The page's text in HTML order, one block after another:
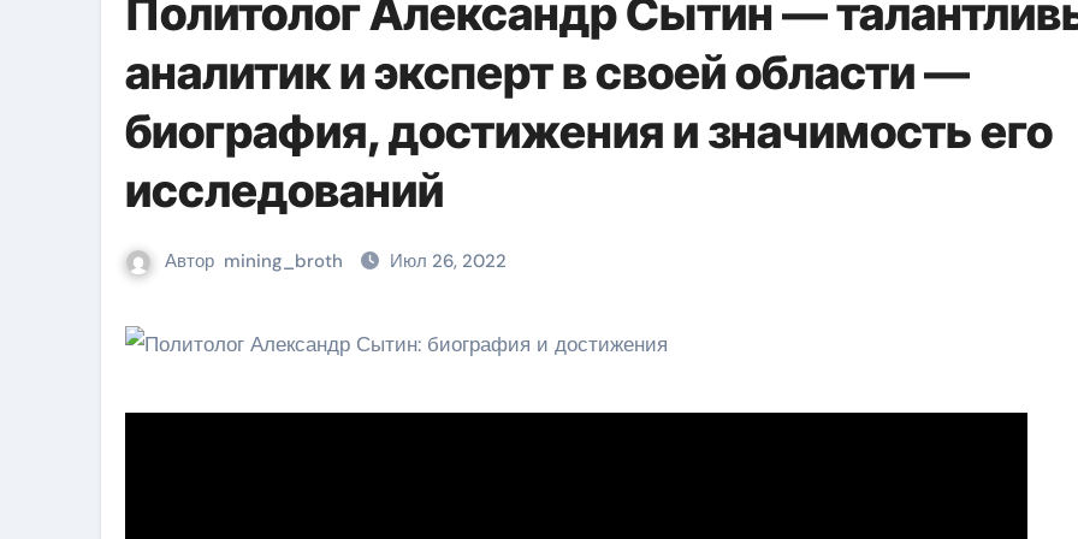
Политолог Александр Сытин —
аналитик и эксперт в своей области —
биография, достижения и значимость его
исследований
Автор mining_broth Июл 26, 2022